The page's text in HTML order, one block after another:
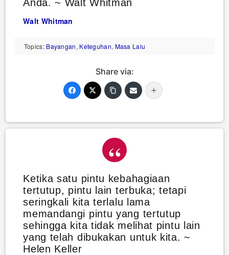
Anda. ~ Walt Whitman
Walt Whitman
Topics: Bayangan, Keteguhan, Masa Lalu
Share via:
Ketika satu pintu kebahagiaan
tertutup, pintu lain terbuka; tetapi
seringkali kita terlalu lama
memandangi pintu yang tertutup
sehingga kita tidak melihat pintu lain
yang telah dibukakan untuk kita. ~
Helen Keller